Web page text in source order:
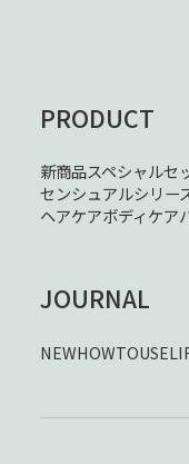
PRODUCT
新商品スペシャルセ
センシュアルシリー
ヘアケアボディケア
JOURNAL
NEWHOWTOUSE